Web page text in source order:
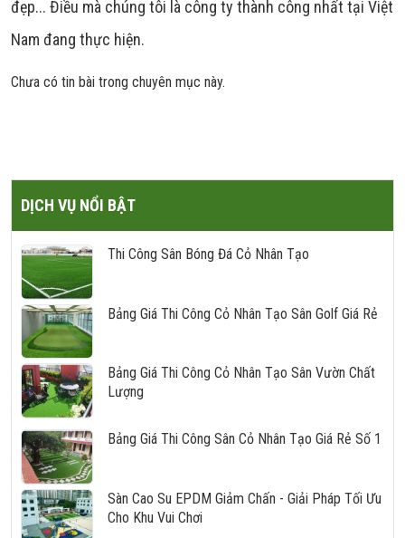
đẹp... Điều mà chúng tôi là công ty thành công nhất tại Việt
Nam đang thực hiện.
Chưa có tin bài trong chuyên mục này.
DỊCH VỤ NỔI BẬT
Thi Công Sân Bóng Đá Cỏ Nhân Tạo
Bảng Giá Thi Công Cỏ Nhân Tạo Sân Golf Giá Rẻ
Bảng Giá Thi Công Cỏ Nhân Tạo Sân Vườn Chất
Lượng
Bảng Giá Thi Công Sân Cỏ Nhân Tạo Giá Rẻ Số 1
Sàn Cao Su EPDM Giảm Chấn - Giải Pháp Tối Ưu
Cho Khu Vui Chơi